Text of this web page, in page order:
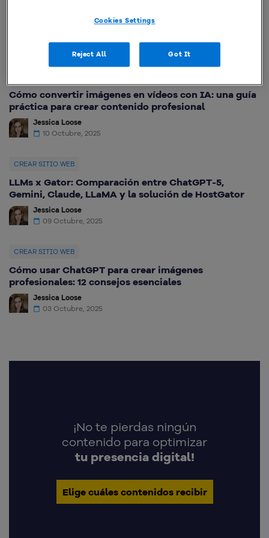
más rápidos y mucho más estables
Cómo convertir imágenes en vídeos con IA: una guía
práctica para crear contenido profesional
Jessica Loose
10 Octubre, 2025
CREAR SITIO WEB
LLMs x Gator: Comparación entre ChatGPT-5,
Gemini, Claude, LLaMA y la solución de HostGator
Jessica Loose
09 Octubre, 2025
CREAR SITIO WEB
Cómo usar ChatGPT para crear imágenes
profesionales: 12 consejos esenciales
Jessica Loose
03 Octubre, 2025
¡No te pierdas ningún
contenido para optimizar
tu presencia digital!
Elige cuáles contenidos recibir
Cookies Settings
Reject All Got It